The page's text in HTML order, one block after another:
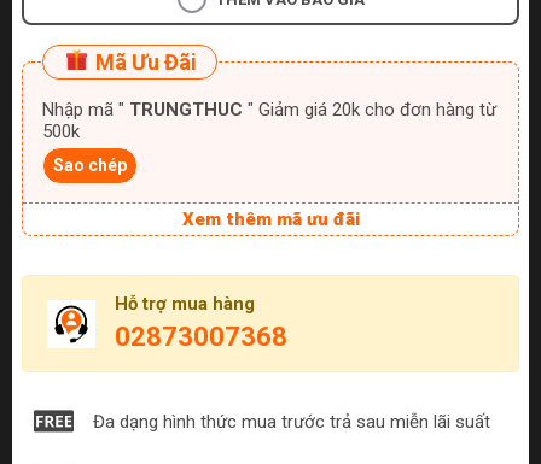
Mã Ưu Đãi
Nhập mã " TRUNGTHUC " Giảm giá 20k cho đơn hàng từ
500k
Sao chép
Xem thêm mã ưu đãi
Hỗ trợ mua hàng
02873007368
Đa dạng hình thức mua trước trả sau miễn lãi suất